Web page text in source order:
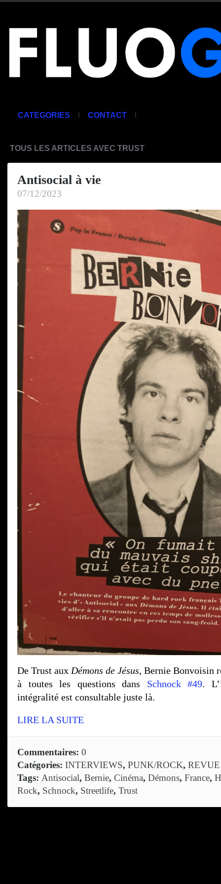
CATEGORIES | CONTACT |
TOUS LES ARTICLES AVEC TRUST
Antisocial à vie
07/12/2023
De Trust aux Démons de Jésus, Bernie Bonvoisin
à toutes les questions dans Schnock #49.
intégralité est consultable juste là.
LIRE LA SUITE
Commentaires: 0
Catégories: INTERVIEWS, PUNK/ROCK, REVUE
Tags: Antisocial, Bernie, Cinéma, Démons, France,
Rock, Schnock, Streetlife, Trust